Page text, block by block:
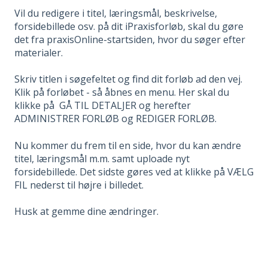
Vil du redigere i titel, læringsmål, beskrivelse,
forsidebillede osv. på dit iPraxisforløb, skal du gøre
det fra praxisOnline-startsiden, hvor du søger efter
materialer.
Skriv titlen i søgefeltet og find dit forløb ad den vej.
Klik på forløbet - så åbnes en menu. Her skal du
klikke på GÅ TIL DETALJER og herefter
ADMINISTRER FORLØB og REDIGER FORLØB.
Nu kommer du frem til en side, hvor du kan ændre
titel, læringsmål m.m. samt uploade nyt
forsidebillede. Det sidste gøres ved at klikke på VÆLG
FIL nederst til højre i billedet.
Husk at gemme dine ændringer.